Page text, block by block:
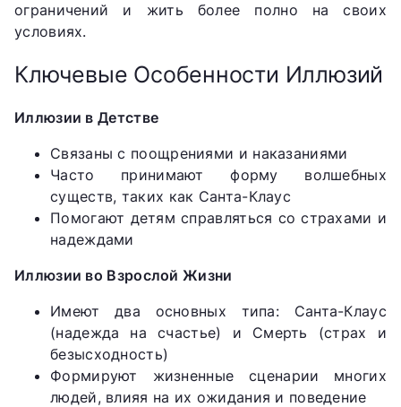
ограничений и жить более полно на своих
условиях.
Ключевые Особенности Иллюзий
Иллюзии в Детстве
Связаны с поощрениями и наказаниями
Часто принимают форму волшебных
существ, таких как Санта-Клаус
Помогают детям справляться со страхами и
надеждами
Иллюзии во Взрослой Жизни
Имеют два основных типа: Санта-Клаус
(надежда на счастье) и Смерть (страх и
безысходность)
Формируют жизненные сценарии многих
людей, влияя на их ожидания и поведение